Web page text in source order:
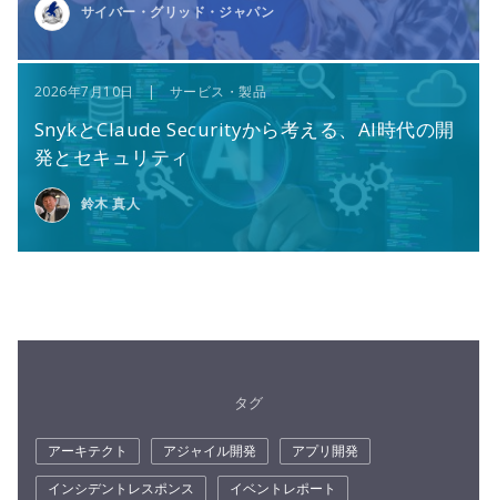
サイバー・グリッド・ジャパン
2026年7月10日 | サービス・製品
SnykとClaude Securityから考える、AI時代の開
発とセキュリティ
鈴木 真人
タグ
アーキテクト アジャイル開発
アプリ開発
インシデントレスポンス
イベントレポート